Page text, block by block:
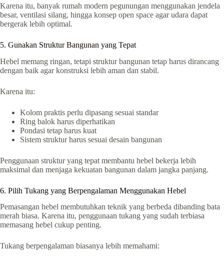
Karena itu, banyak rumah modern pegunungan menggunakan jendela
besar, ventilasi silang, hingga konsep open space agar udara dapat
bergerak lebih optimal.
5. Gunakan Struktur Bangunan yang Tepat
Hebel memang ringan, tetapi struktur bangunan tetap harus dirancang
dengan baik agar konstruksi lebih aman dan stabil.
Karena itu:
Kolom praktis perlu dipasang sesuai standar
Ring balok harus diperhatikan
Pondasi tetap harus kuat
Sistem struktur harus sesuai desain bangunan
Penggunaan struktur yang tepat membantu hebel bekerja lebih
maksimal dan menjaga kekuatan bangunan dalam jangka panjang.
6. Pilih Tukang yang Berpengalaman Menggunakan Hebel
Pemasangan hebel membutuhkan teknik yang berbeda dibanding bata
merah biasa. Karena itu, penggunaan tukang yang sudah terbiasa
memasang hebel cukup penting.
Tukang berpengalaman biasanya lebih memahami: